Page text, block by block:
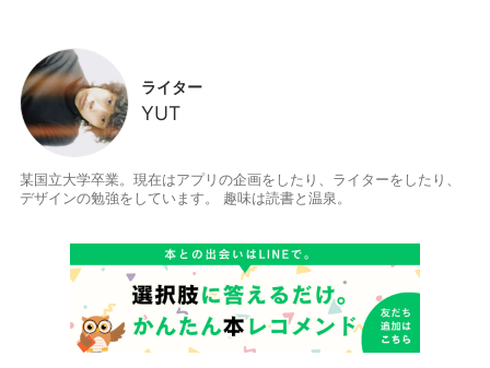
ライター
YUT
某国立大学卒業。現在はアプリの企画をしたり、ライターをしたり、
デザインの勉強をしています。 趣味は読書と温泉。